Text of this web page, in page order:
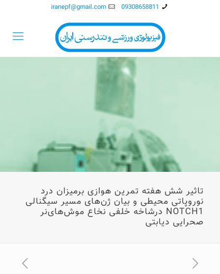
09308658811
iranepf@gmail.com
تاثیر شش هفته تمرین هوازی برمیزان درد
نوروپاتی محیطی و بیان ژن‌های مسیر سیگنالی
NOTCH1 درشاخه خلفی نخاع موش‌های‌نر
صحرایی دیابتی